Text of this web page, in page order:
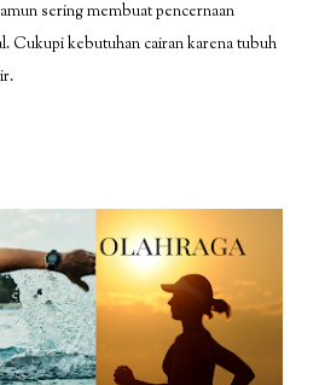
sering membuat pencernaan
Cukupi kebutuhan cairan karena tubuh